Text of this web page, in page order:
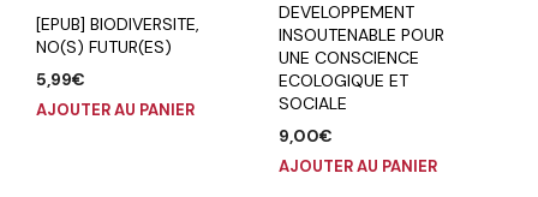
[EPUB] BIODIVERSITE,
NO(S) FUTUR(ES)
5,99€
AJOUTER AU PANIER
DEVELOPPEMENT
INSOUTENABLE POUR
UNE CONSCIENCE
ECOLOGIQUE ET
SOCIALE
9,00€
AJOUTER AU PANIER